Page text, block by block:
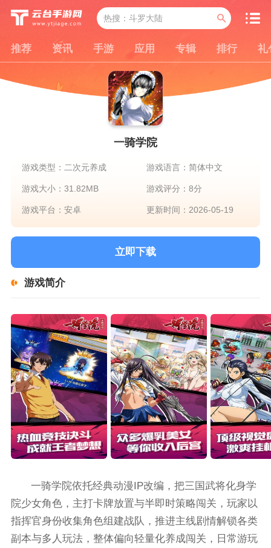
推荐 资讯 手游 应用 专辑 排行 礼
一骑学院
游戏类型：二次元养成 游戏语言：简体中文
游戏大小：31.82MB 游戏评分：8分
游戏平台：安卓 更新时间：2026-05-19
立即下载
游戏简介
一骑学院依托经典动漫IP改编，把三国武将化身学
院少女角色，主打卡牌放置与半即时策略闯关，玩家以
指挥官身份收集角色组建战队，推进主线剧情解锁各类
副本与多人玩法，整体偏向轻量化养成闯关，日常游玩